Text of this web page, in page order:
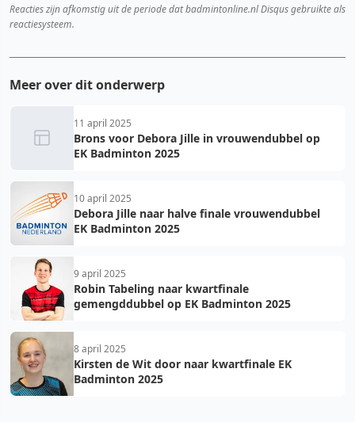
Reacties zijn afkomstig uit de periode dat badmintonline.nl Disqus gebruikte als
reactiesysteem.
Meer over dit onderwerp
11 april 2025
Brons voor Debora Jille in vrouwendubbel op
EK Badminton 2025
10 april 2025
Debora Jille naar halve finale vrouwendubbel
EK Badminton 2025
9 april 2025
Robin Tabeling naar kwartfinale
gemengddubbel op EK Badminton 2025
8 april 2025
Kirsten de Wit door naar kwartfinale EK
Badminton 2025